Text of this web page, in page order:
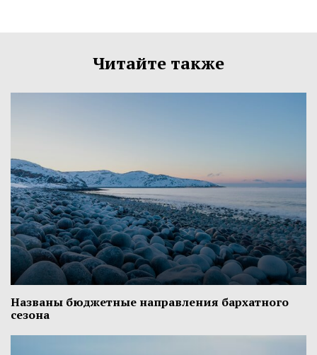
Читайте также
Названы бюджетные направления бархатного
сезона